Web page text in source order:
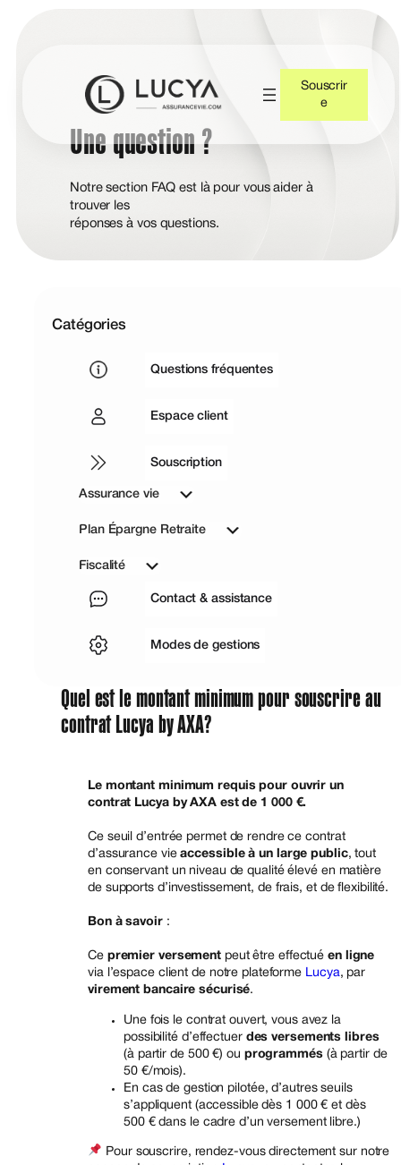
Souscrir
e
Une question ?
Notre section FAQ est là pour vous aider à
trouver les
réponses à vos questions.
Catégories
Questions fréquentes
Espace client
Souscription
Assurance vie
Plan Épargne Retraite
Fiscalité
Contact & assistance
Modes de gestions
Quel est le montant minimum pour souscrire au
contrat Lucya by AXA?
Le montant minimum requis pour ouvrir un
contrat Lucya by AXA est de 1 000 €.
Ce seuil d’entrée permet de rendre ce contrat
d’assurance vieaccessible à un large public, tout
en conservant un niveau de qualité élevé en matière
de supports d’investissement, de frais, et de flexibilité.
Bon à savoir:
Ce premier versement peut être effectuéen ligne
via l’espace client de notre plateforme Lucya, par
virement bancaire sécurisé.
Une fois le contrat ouvert, vous avez la
possibilité d’effectuer des versements libres
(à partir de 500 €) ou programmés(à partir de
50 €/mois).
En cas de gestion pilotée, d’autres seuils
s’appliquent (accessible dès 1 000 € et dès
500 € dans le cadre d’un versement libre.)
Pour souscrire, rendez-vous directement sur notre